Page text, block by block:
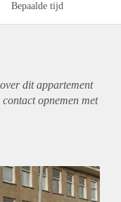
Bepaalde tijd
ditappartement
opnemen met